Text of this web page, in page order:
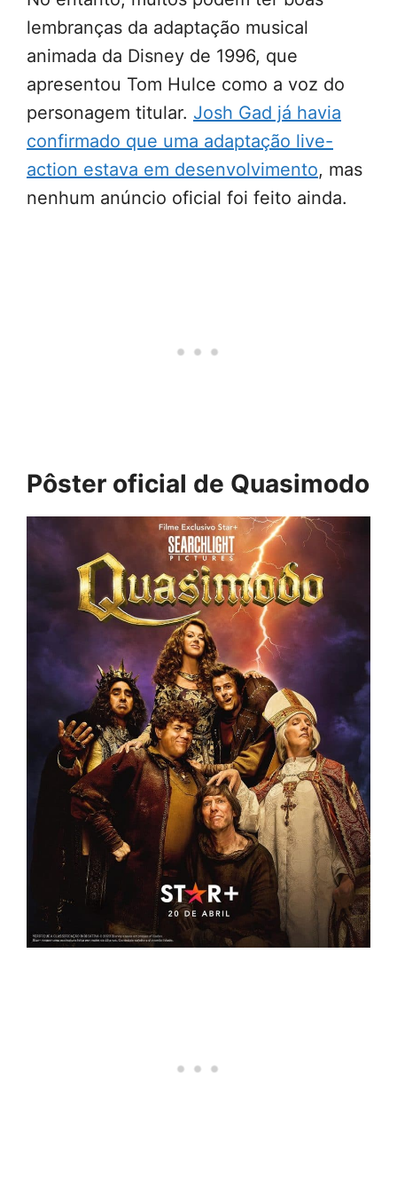
lembranças da adaptação musical
animada da Disney de 1996, que
apresentou Tom Hulce como a voz do
personagem titular. Josh Gad já havia
confirmado que uma adaptação live-
action estava em desenvolvimento, mas
nenhum anúncio oficial foi feito ainda.
Pôster oficial de Quasimodo